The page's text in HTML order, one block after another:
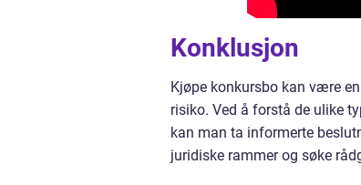
Konklusjon
Kjøpe konkursbo kan være
risiko. Ved å forstå de ulike
kan man ta informerte
juridiske rammer og søke